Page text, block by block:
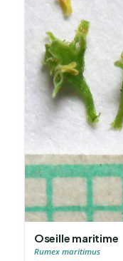
Oseille maritime
Rumex maritimus